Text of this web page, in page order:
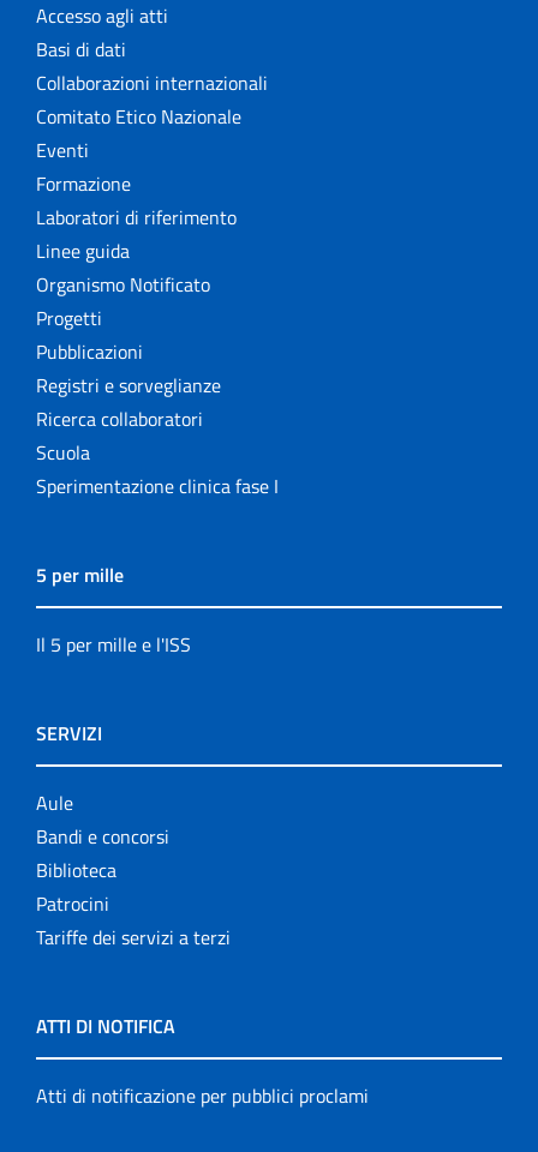
Accesso agli atti
Basi di dati
Collaborazioni internazionali
Comitato Etico Nazionale
Eventi
Formazione
Laboratori di riferimento
Linee guida
Organismo Notificato
Progetti
Pubblicazioni
Registri e sorveglianze
Ricerca collaboratori
Scuola
Sperimentazione clinica fase I
5 per mille
Il 5 per mille e l'ISS
SERVIZI
Aule
Bandi e concorsi
Biblioteca
Patrocini
Tariffe dei servizi a terzi
ATTI DI NOTIFICA
Atti di notificazione per pubblici proclami